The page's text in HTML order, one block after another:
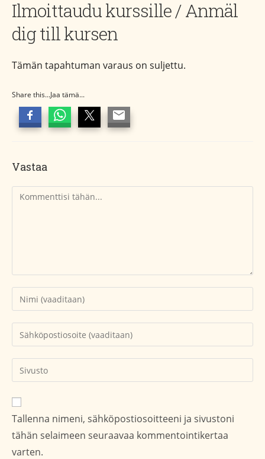
Ilmoittaudu kurssille / Anmäl
dig till kursen
Tämän tapahtuman varaus on suljettu.
Share this...Jaa tämä...
Vastaa
Kommentti
Kirjoita
nimesi
tai
käyttäjätunnuksesi
Kirjoita
sähköpostiosoitteesi
kommentoidaksesi
Kirjoita
sivustosi
verkko-
osoite/URL
(valinnainen)
Tallenna nimeni, sähköpostiosoitteeni ja sivustoni
tähän selaimeen seuraavaa kommentointikertaa
varten.